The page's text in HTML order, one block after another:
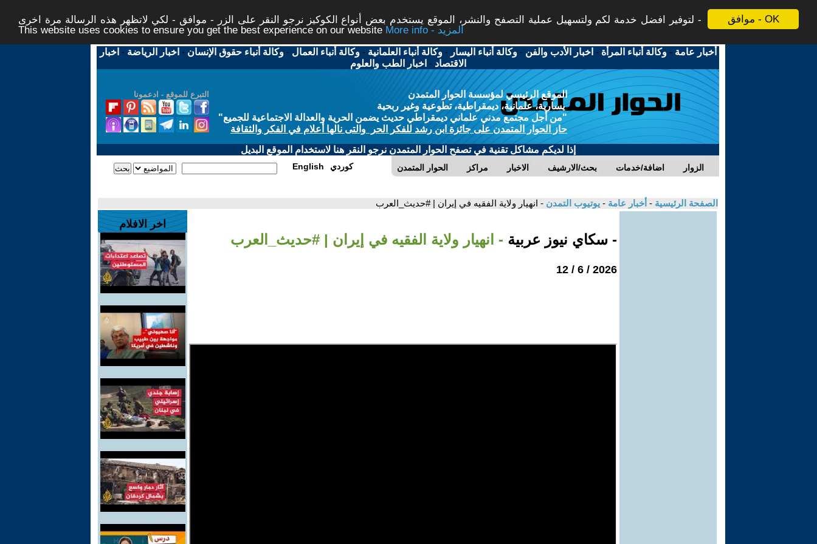
موافق - OK
لتوفير افضل خدمة لكم ولتسهيل عملية التصفح والنشر، الموقع يستخدم بعض أنواع الكوكيز نرجو النقر على الزر - موافق - لكي لاتظهر هذه الرسالة مرة اخرى -
This website uses cookies to ensure you get the best experience on our website
More info - المزيد
أخبار عامة -وكالة أنباء المرأة - اخبار الأدب والفن -وكالة أنباء اليسار -وكالة أنباء العلمانية -وكالة أنباء العمال -وكالة أنباء حقوق الإنسان - اخبار الرياضة - اخبار
الاقتصاد - اخبار الطب والعلوم
التبرع للموقع - ادعمونا
الموقع الرئيسي لمؤسسة الحوار المتمدن
يسارية، علمانية، ديمقراطية، تطوعية وغير ربحية
"من أجل مجتمع مدني علماني ديمقراطي حديث يضمن الحرية والعدالة الاجتماعية للجميع"
حاز الحوار المتمدن على جائزة ابن رشد للفكر الحر والتى نالها أعلام في الفكر والثقافة
إذا لديكم مشاكل تقنية في تصفح الحوار المتمدن نرجو النقر هنا لاستخدام الموقع البديل
الحوار المتمدن مراكز الاخبار بحث/الارشيف اضافة/خدمات الزوار English كوردي
الصفحة الرئيسية - أخبار عامة - يوتيوب التمدن - انهيار ولاية الفقيه في إيران | #حديث_العرب
- سكاي نيوز عربية - انهيار ولاية الفقيه في إيران | #حديث_العرب
2026 / 6 / 12
اخر الافلام